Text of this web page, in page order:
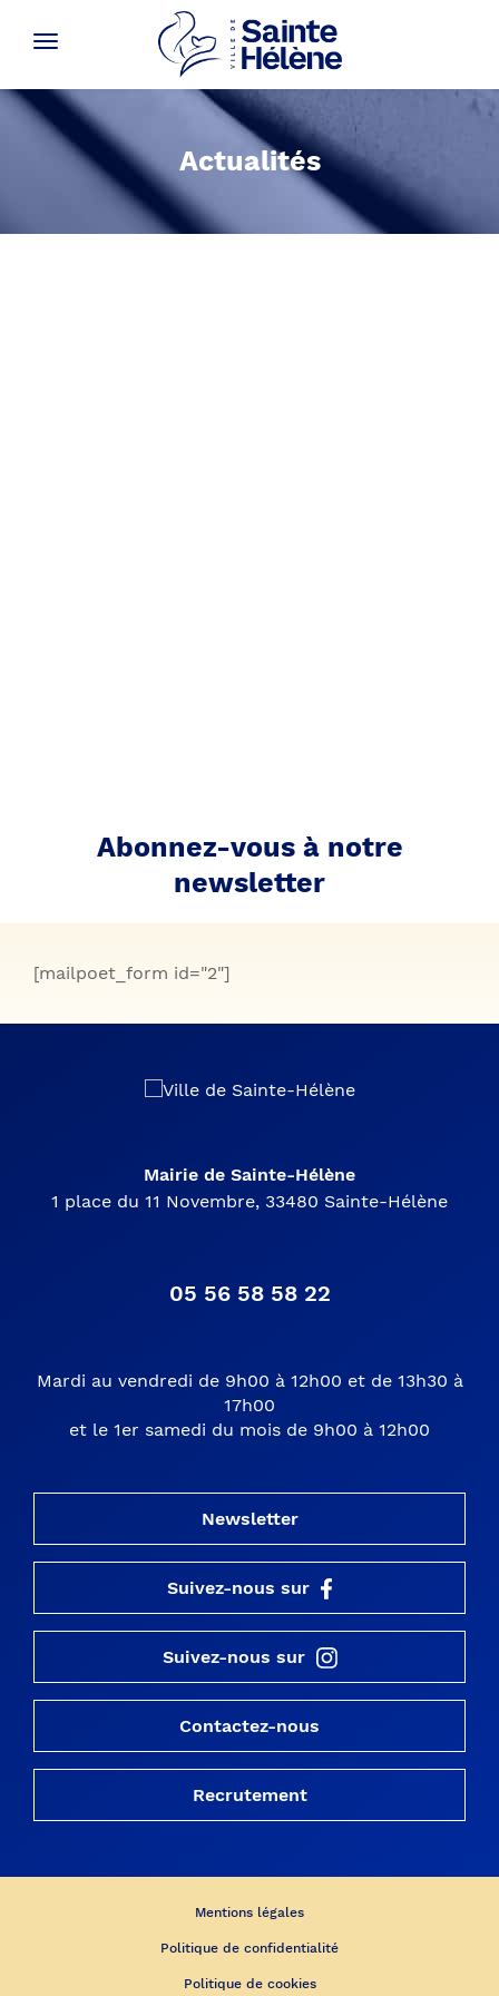
Actualités
Abonnez-vous à notre
newsletter
[mailpoet_form id="2"]
Mairie de Sainte-Hélène
1 place du 11 Novembre, 33480 Sainte-Hélène
05 56 58 58 22
Mardi au vendredi de 9h00 à 12h00 et de 13h30 à
17h00
et le 1er samedi du mois de 9h00 à 12h00
Newsletter
Suivez-nous sur
Suivez-nous sur
Contactez-nous
Recrutement
Mentions légales
Politique de confidentialité
Politique de cookies